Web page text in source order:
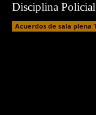
Disciplina
Acuerdos de sala plena